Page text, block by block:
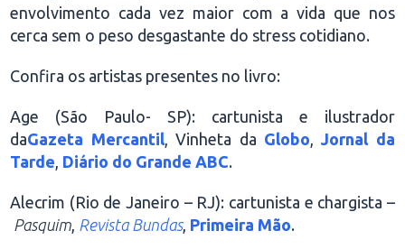
envolvimento cada vez maior com a vida que nos
cerca sem o peso desgastante do stress cotidiano.
Confira os artistas presentes no livro:
Age (São Paulo- SP): cartunista e ilustrador
daGazeta Mercantil, Vinheta da Globo,Jornal da
Tarde, Diário do Grande ABC.
Alecrim (Rio de Janeiro – RJ): cartunista e chargista –
Pasquim, Revista Bundas, Primeira Mão.